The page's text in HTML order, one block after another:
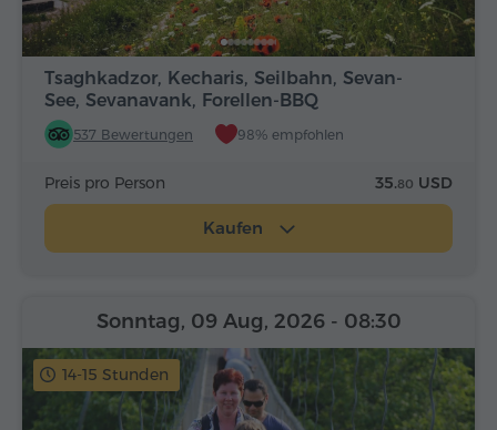
Tsaghkadzor, Kecharis, Seilbahn, Sevan-
See, Sevanavank, Forellen-BBQ
537 Bewertungen 98% empfohlen
Preis pro Person 35.80 USD
Kaufen
14-15 Stunden
Sonntag, 09 Aug, 2026 - 08:30